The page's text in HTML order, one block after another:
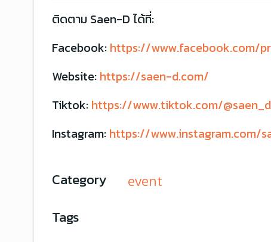
ติดตาม Saen-D ได้ที่:
Facebook: https://www.facebook.com/
Website: https://saen-d.com/
Tiktok: https://www.tiktok.com/
Instagram: https://www.instagram.com/
Category event
Tags